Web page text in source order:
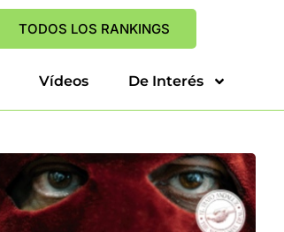
TODOS LOS RANKINGS
Vídeos De Interés